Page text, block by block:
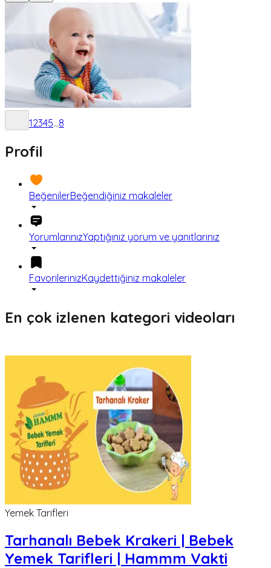
12345...8
Profil
BeğenilerBeğendiğiniz makaleler
YorumlarınızYaptığınız yorum ve yanıtlarınız
FavorilerinizKaydettiğiniz makaleler
En çok izlenen kategori videoları
Yemek Tarifleri
Tarhanalı Bebek Krakeri | Bebek
Yemek Tarifleri | Hammm Vakti